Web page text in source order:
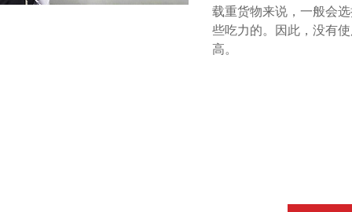
载重货物来说，一般
些吃力的。因此
高。